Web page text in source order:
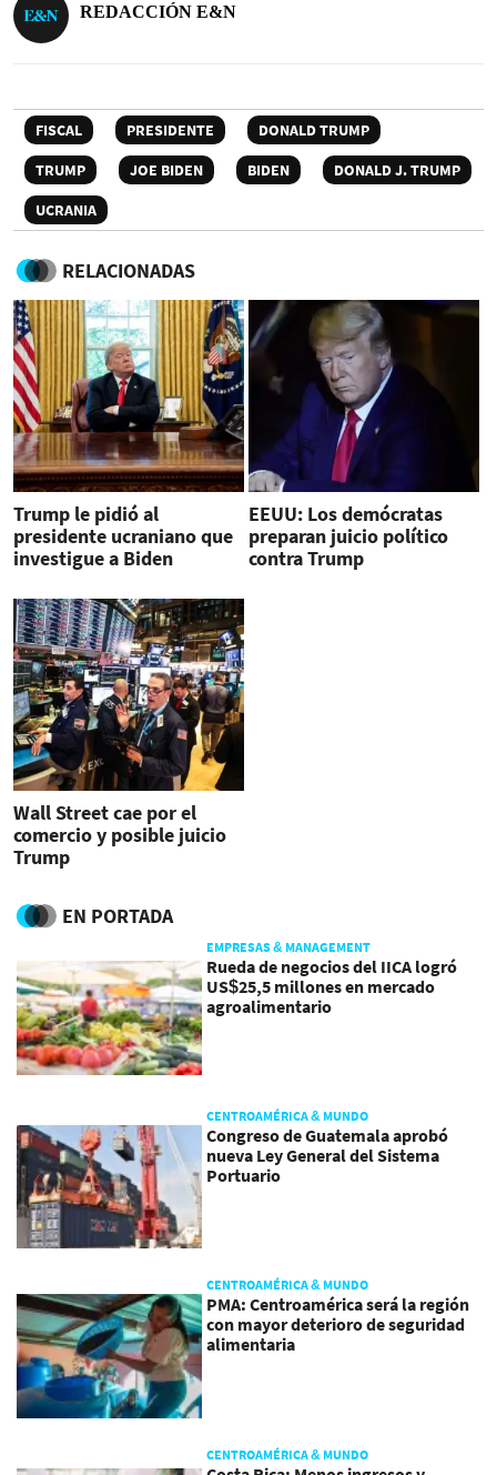
REDACCIÓN E&N
FISCAL PRESIDENTE
DONALD TRUMP
TRUMP
JOE BIDEN BIDEN
DONALD J. TRUMP
UCRANIA
RELACIONADAS
Trump le pidió al
presidente ucraniano que
investigue a Biden
EEUU: Los demócratas
preparan juicio político
contra Trump
Wall Street cae por el
comercio y posible juicio
Trump
EN PORTADA
EMPRESAS & MANAGEMENT
Rueda de negocios del IICA logró
US$25,5 millones en mercado
agroalimentario
CENTROAMÉRICA & MUNDO
Congreso de Guatemala aprobó
nueva Ley General del Sistema
Portuario
CENTROAMÉRICA & MUNDO
PMA: Centroamérica será la región
con mayor deterioro de seguridad
alimentaria
CENTROAMÉRICA & MUNDO